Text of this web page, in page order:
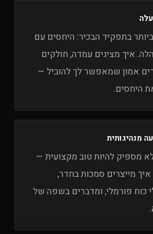
בתפקיד הבכיר: היחסים עם
איך מציגים עמדה, חולקים
אמון שמאפשר לך להוביל —
היחסים.
מנהיגותית
מספיק להיות טוב מקצועית —
איך מייצרים סמכות בחדר,
כוח פורמלי, ומדברים בשפה של